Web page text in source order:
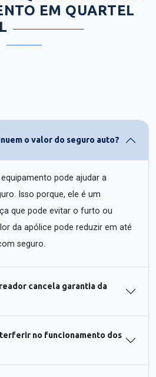
EM QUARTEL
o valor do seguro auto?
pode ajudar a
Isso porque, ele é um
que pode evitar o furto ou
da apólice pode reduzir em até
seguro.
cancela garantia da
no funcionamento dos